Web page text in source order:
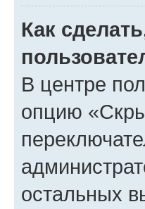
Как
В центре
опцию
остальных